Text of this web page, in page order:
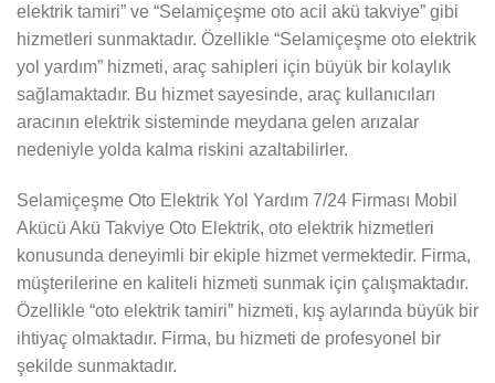
elektrik tamiri” ve “Selamiçeşme oto acil akü takviye” gibi
hizmetleri sunmaktadır. Özellikle “Selamiçeşme oto elektrik
yol yardım” hizmeti, araç sahipleri için büyük bir kolaylık
sağlamaktadır. Bu hizmet sayesinde, araç kullanıcıları
aracının elektrik sisteminde meydana gelen arızalar
nedeniyle yolda kalma riskini azaltabilirler.
Selamiçeşme Oto Elektrik Yol Yardım 7/24 Firması Mobil
Akücü Akü Takviye Oto Elektrik, oto elektrik hizmetleri
konusunda deneyimli bir ekiple hizmet vermektedir. Firma,
müşterilerine en kaliteli hizmeti sunmak için çalışmaktadır.
Özellikle “oto elektrik tamiri” hizmeti, kış aylarında büyük bir
ihtiyaç olmaktadır. Firma, bu hizmeti de profesyonel bir
şekilde sunmaktadır.